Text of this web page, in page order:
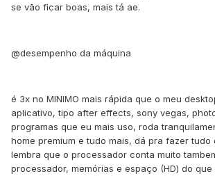
se vão ficar boas, mais tá ae.
@desempenho da máquina
é 3x no MINIMO mais rápida que o meu
aplicativo, tipo after effects, sony vegas,
programas que eu mais uso, roda
home premium e tudo mais, dá pra fazer tudo
lembra que o processador conta muito
processador, memórias e espaço (HD) do